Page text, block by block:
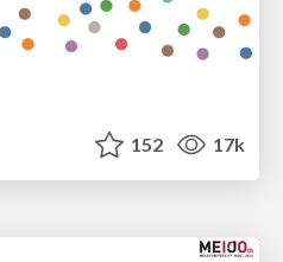
152 17k